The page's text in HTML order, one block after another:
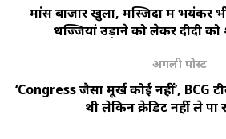
मांस बाजार खुला, मस्जिदों में भयंकर
धज्जियां उड़ाने को लेकर दीदी
अगली पोस्ट
‘Congress जैसा मूर्ख कोई नहीं’, BCG
थी लेकिन क्रेडिट नहीं ले पा